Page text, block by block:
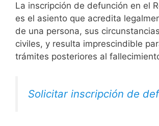
La inscripción de defunción en el
es el asiento que acredita
de una persona, sus
civiles, y resulta imprescindible
trámites posteriores al
Solicitar inscripción de